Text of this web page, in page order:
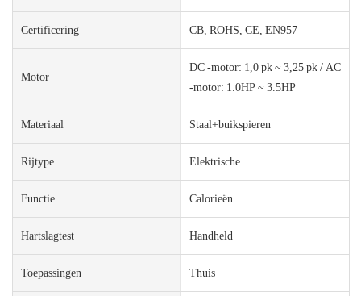
Certificering CB, ROHS, CE, EN957
Motor
DC -motor: 1,0 pk ~ 3,25 pk / AC
-motor: 1.0HP ~ 3.5HP
Materiaal Staal+buikspieren
Rijtype Elektrische
Functie Calorieën
Hartslagtest Handheld
Toepassingen Thuis